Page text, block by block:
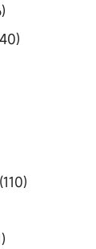
(110)